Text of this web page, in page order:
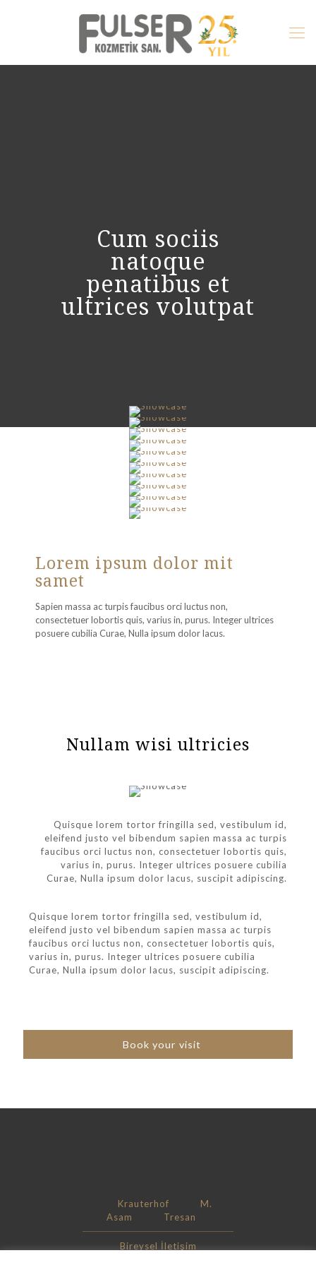
Cum sociis
natoque
penatibus et
ultrices volutpat
Lorem ipsum dolor mit
samet
Sapien massa ac turpis faucibus orci luctus non,
consectetuer lobortis quis, varius in, purus. Integer ultrices
posuere cubilia Curae, Nulla ipsum dolor lacus.
Nullam wisi ultricies
Quisque lorem tortor fringilla sed, vestibulum id,
eleifend justo vel bibendum sapien massa ac turpis
faucibus orci luctus non, consectetuer lobortis quis,
varius in, purus. Integer ultrices posuere cubilia
Curae, Nulla ipsum dolor lacus, suscipit adipiscing.
Quisque lorem tortor fringilla sed, vestibulum id,
eleifend justo vel bibendum sapien massa ac turpis
faucibus orci luctus non, consectetuer lobortis quis,
varius in, purus. Integer ultrices posuere cubilia
Curae, Nulla ipsum dolor lacus, suscipit adipiscing.
Book your visit
Krauterhof
M.
Asam
Tresan
Bireysel İletişim